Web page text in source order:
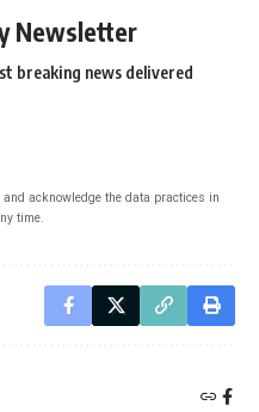
Newsletter
breaking news delivered
and acknowledge the data practices in
time.